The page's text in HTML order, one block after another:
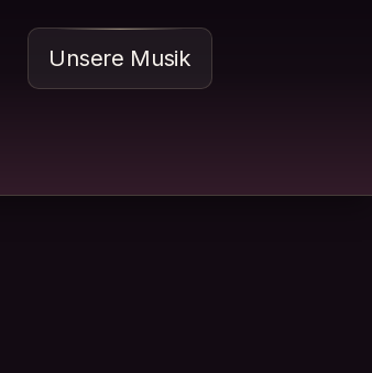
Unsere Musik